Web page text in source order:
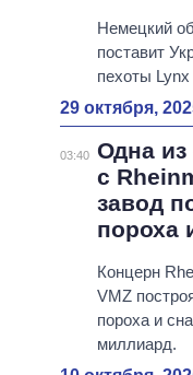
Немецкий
поставит
пехоты Lynx
29 октября,
03:40 Одна из
с
завод
пороха
Концерн
VMZ
пороха и
миллиард.